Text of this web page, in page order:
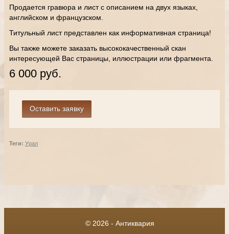
Продается гравюра и лист с описанием на двух языках,
английском и французском.
Титульный лист представлен как информативная страница!
Вы также можете заказать высококачественный скан
интересующей Вас страницы, иллюстрации или фрагмента.
6 000 руб.
Теги: Урал
© 2026 - Антиквария